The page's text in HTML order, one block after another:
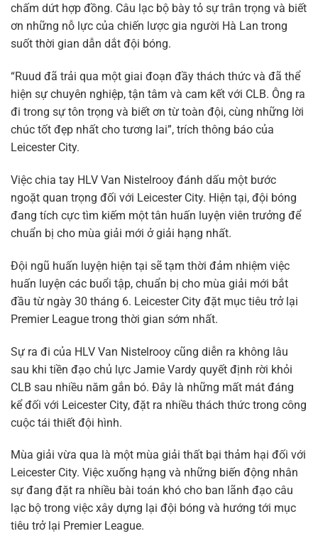
chấm dứt hợp đồng. Câu lạc bộ bày tỏ sự trân trọng và biết
ơn những nỗ lực của chiến lược gia người Hà Lan trong
suốt thời gian dẫn dắt đội bóng.
“Ruud đã trải qua một giai đoạn đầy thách thức và đã thể
hiện sự chuyên nghiệp, tận tâm và cam kết với CLB. Ông ra
đi trong sự tôn trọng và biết ơn từ toàn đội, cùng những lời
chúc tốt đẹp nhất cho tương lai”, trích thông báo của
Leicester City.
Việc chia tay HLV Van Nistelrooy đánh dấu một bước
ngoặt quan trọng đối với Leicester City. Hiện tại, đội bóng
đang tích cực tìm kiếm một tân huấn luyện viên trưởng để
chuẩn bị cho mùa giải mới ở giải hạng nhất.
Đội ngũ huấn luyện hiện tại sẽ tạm thời đảm nhiệm việc
huấn luyện các buổi tập, chuẩn bị cho mùa giải mới bắt
đầu từ ngày 30 tháng 6. Leicester City đặt mục tiêu trở lại
Premier League trong thời gian sớm nhất.
Sự ra đi của HLV Van Nistelrooy cũng diễn ra không lâu
sau khi tiền đạo chủ lực Jamie Vardy quyết định rời khỏi
CLB sau nhiều năm gắn bó. Đây là những mất mát đáng
kể đối với Leicester City, đặt ra nhiều thách thức trong công
cuộc tái thiết đội hình.
Mùa giải vừa qua là một mùa giải thất bại thảm hại đối với
Leicester City. Việc xuống hạng và những biến động nhân
sự đang đặt ra nhiều bài toán khó cho ban lãnh đạo câu
lạc bộ trong việc xây dựng lại đội bóng và hướng tới mục
tiêu trở lại Premier League.